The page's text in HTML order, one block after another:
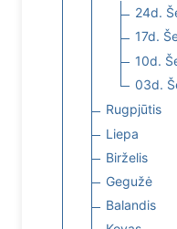
24d.
17d.
10d.
03d.
Rugpjūtis
Liepa
Birželis
Gegužė
Balandis